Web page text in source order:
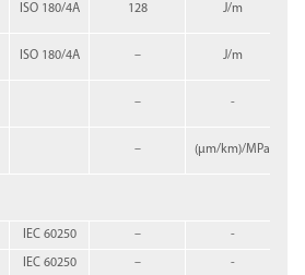
ISO 180/4A 128 J/m
ISO 180/4A – J/m
– -
– (µm/km)/MPa
IEC 60250 – -
IEC 60250 – -